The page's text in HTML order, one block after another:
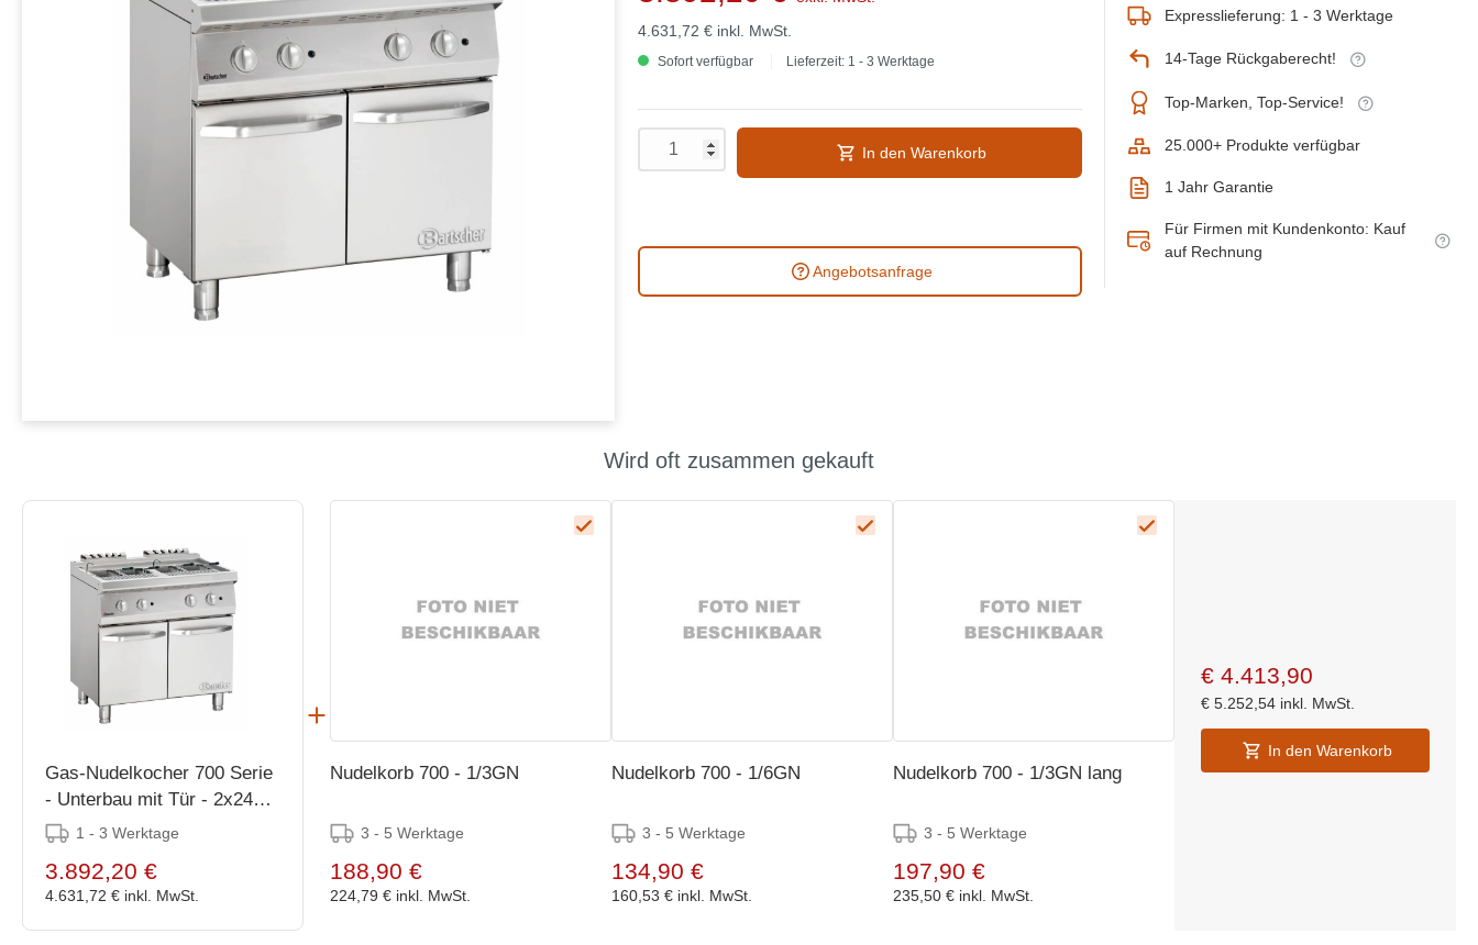
4.631,72 € inkl. MwSt.
Sofort verfügbar Lieferzeit: 1 - 3 Werktage
In den Warenkorb
Angebotsanfrage
Expresslieferung: 1 - 3 Werktage
14-Tage Rückgaberecht!
Top-Marken, Top-Service!
25.000+ Produkte verfügbar
1 Jahr Garantie
Für Firmen mit Kundenkonto: Kauf
auf Rechnung
Wird oft zusammen gekauft
Gas-Nudelkocher 700 Serie
- Unterbau mit Tür - 2x24
Liter - 800x700x(h)850-
1 - 3 Werktage
3.892,20 €
4.631,72 € inkl. MwSt.
Nudelkorb 700 - 1/3GN
3 - 5 Werktage
188,90 €
224,79 € inkl. MwSt.
Nudelkorb 700 - 1/6GN
3 - 5 Werktage
134,90 €
160,53 € inkl. MwSt.
Nudelkorb 700 - 1/3GN lang
3 - 5 Werktage
197,90 €
235,50 € inkl. MwSt.
€ 4.413,90
€ 5.252,54 inkl. MwSt.
In den Warenkorb